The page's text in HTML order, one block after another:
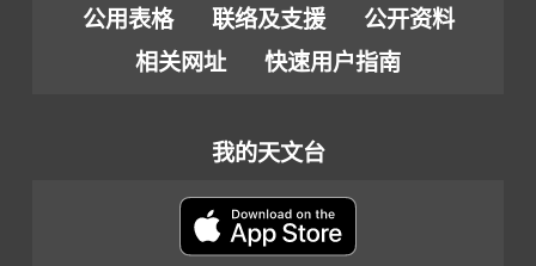
公用表格 联络及支援
公开资料
相关网址
快速用户指南
我的天文台